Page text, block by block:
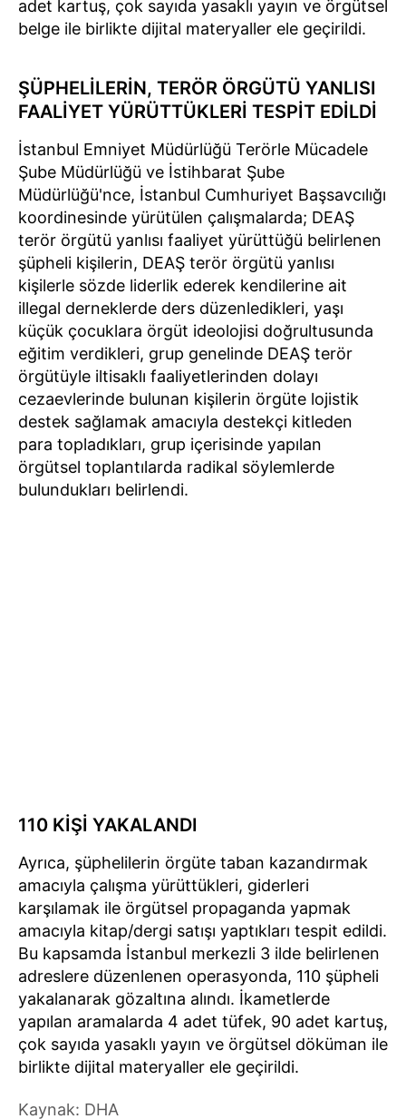
adet kartuş, çok sayıda yasaklı yayın ve örgütsel
belge ile birlikte dijital materyaller ele geçirildi.
ŞÜPHELİLERİN, TERÖR ÖRGÜTÜ YANLISI
FAALİYET YÜRÜTTÜKLERİ TESPİT EDİLDİ
İstanbul Emniyet Müdürlüğü Terörle Mücadele
Şube Müdürlüğü ve İstihbarat Şube
Müdürlüğü'nce, İstanbul Cumhuriyet Başsavcılığı
koordinesinde yürütülen çalışmalarda; DEAŞ
terör örgütü yanlısı faaliyet yürüttüğü belirlenen
şüpheli kişilerin, DEAŞ terör örgütü yanlısı
kişilerle sözde liderlik ederek kendilerine ait
illegal derneklerde ders düzenledikleri, yaşı
küçük çocuklara örgüt ideolojisi doğrultusunda
eğitim verdikleri, grup genelinde DEAŞ terör
örgütüyle iltisaklı faaliyetlerinden dolayı
cezaevlerinde bulunan kişilerin örgüte lojistik
destek sağlamak amacıyla destekçi kitleden
para topladıkları, grup içerisinde yapılan
örgütsel toplantılarda radikal söylemlerde
bulundukları belirlendi.
110 KİŞİ YAKALANDI
Ayrıca, şüphelilerin örgüte taban kazandırmak
amacıyla çalışma yürüttükleri, giderleri
karşılamak ile örgütsel propaganda yapmak
amacıyla kitap/dergi satışı yaptıkları tespit edildi.
Bu kapsamda İstanbul merkezli 3 ilde belirlenen
adreslere düzenlenen operasyonda, 110 şüpheli
yakalanarak gözaltına alındı. İkametlerde
yapılan aramalarda 4 adet tüfek, 90 adet kartuş,
çok sayıda yasaklı yayın ve örgütsel döküman ile
birlikte dijital materyaller ele geçirildi.
Kaynak: DHA